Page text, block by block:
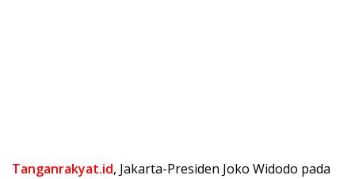
Tanganrakyat.id, Jakarta-Presiden Joko Widodo pada